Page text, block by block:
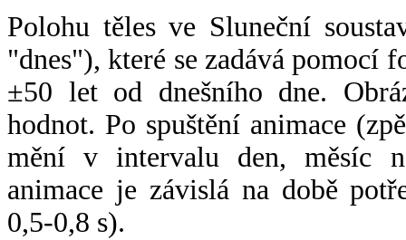
Polohu těles ve Sluneční
"dnes"), které se zadává pomocí
±50 let od dnešního dne.
hodnot. Po spuštění animace
mění v intervalu den, měsíc
animace je závislá na době
0,5-0,8 s).